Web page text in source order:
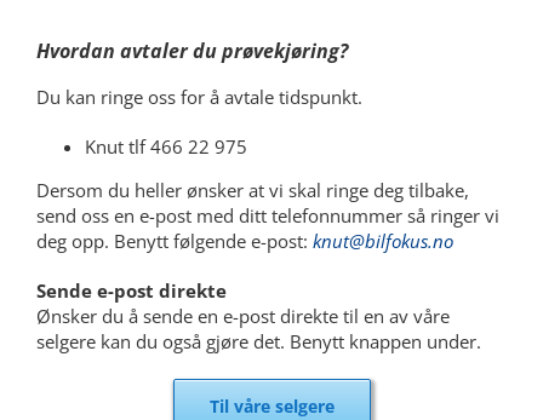
Hvordan avtaler du prøvekjøring?
Du kan ringe oss for å avtale tidspunkt.
Knut tlf 466 22 975
Dersom du heller ønsker at vi skal ringe deg tilbake,
send oss en e-post med ditt telefonnummer så ringer vi
deg opp. Benytt følgende e-post: knut@bilfokus.no
Sende e-post direkte
Ønsker du å sende en e-post direkte til en av våre
selgere kan du også gjøre det. Benytt knappen under.
Til våre selgere